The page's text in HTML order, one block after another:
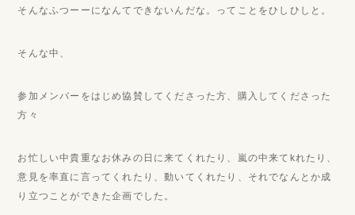
そんなふつーーになんてできないんだな。ってことをひしひしと。
そんな中、
参加メンバーをはじめ協賛してくださった方、購入してくださった
方々
お忙しい中貴重なお休みの日に来てくれたり、嵐の中来てkれたり、
意見を率直に言ってくれたり、動いてくれたり、それでなんとか成
り立つことができた企画でした。